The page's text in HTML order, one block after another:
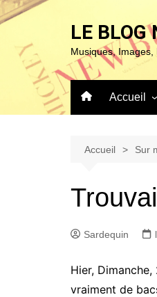
Aller
au
contenu
LE BLOG
Musiques, Images,
Accueil
Mentions
Accueil Sur
Sardequin
Hier,
vraiment de